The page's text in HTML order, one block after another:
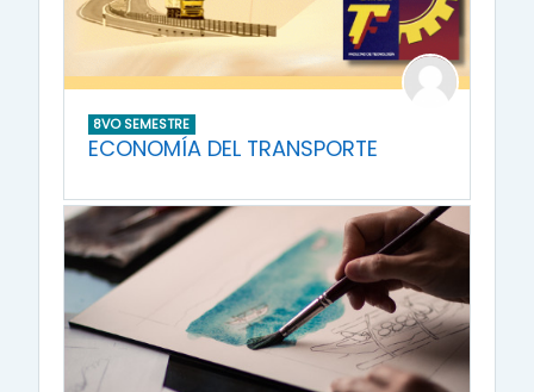
8VO SEMESTRE
ECONOMÍA DEL TRANSPORTE